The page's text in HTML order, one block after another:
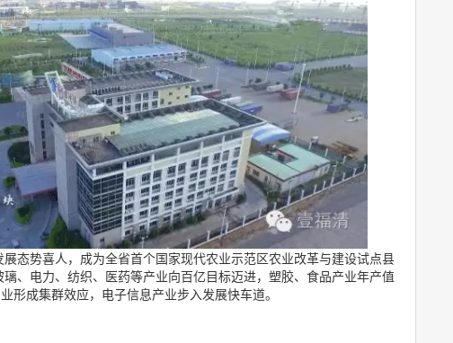
态势喜人，成为全省首个国家现代农业示范区农业改革与建设试点县
、电力、纺织、医药等产业向百亿目标迈进，塑胶、食品产业年产值
形成集群效应，电子信息产业步入发展快车道。